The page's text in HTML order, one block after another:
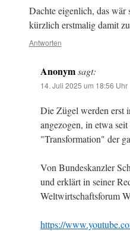
Dachte eigenlich, das wär
kürzlich erstmalig damit
Antworten
Anonymsagt:
14. Juli 2025 um 18:56 Uhr
Die Zügel werden erst
angezogen, in etwa
"Transformation" der
Von Bundeskanzler
und erklärt in seiner
Weltwirtschaftsforum
https://